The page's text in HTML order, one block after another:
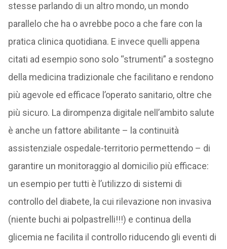
stesse parlando di un altro mondo, un mondo
parallelo che ha o avrebbe poco a che fare con la
pratica clinica quotidiana. E invece quelli appena
citati ad esempio sono solo “strumenti” a sostegno
della medicina tradizionale che facilitano e rendono
più agevole ed efficace l’operato sanitario, oltre che
più sicuro. La dirompenza digitale nell’ambito salute
è anche un fattore abilitante – la continuità
assistenziale ospedale-territorio permettendo – di
garantire un monitoraggio al domicilio più efficace:
un esempio per tutti è l’utilizzo di sistemi di
controllo del diabete, la cui rilevazione non invasiva
(niente buchi ai polpastrelli!!!) e continua della
glicemia ne facilita il controllo riducendo gli eventi di